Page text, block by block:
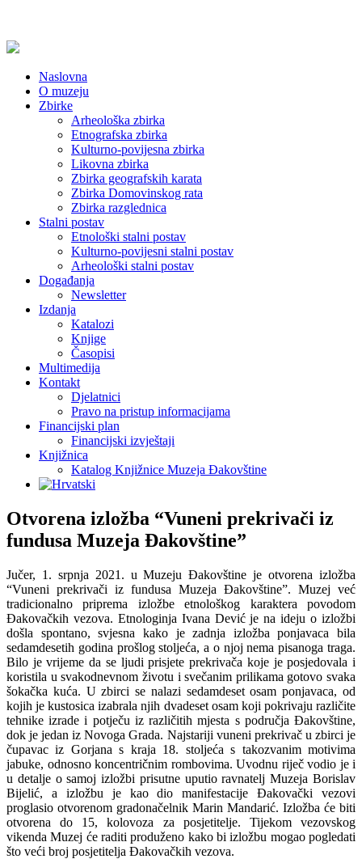
Naslovna
O muzeju
Zbirke
Arheološka zbirka
Etnografska zbirka
Kulturno-povijesna zbirka
Likovna zbirka
Zbirka geografskih karata
Zbirka Domovinskog rata
Zbirka razglednica
Stalni postav
Etnološki stalni postav
Kulturno-povijesni stalni postav
Arheološki stalni postav
Događanja
Newsletter
Izdanja
Katalozi
Knjige
Časopisi
Multimedija
Kontakt
Djelatnici
Pravo na pristup informacijama
Financijski plan
Financijski izvještaji
Knjižnica
Katalog Knjižnice Muzeja Đakovštine
Otvorena izložba “Vuneni prekrivači iz
fundusa Muzeja Đakovštine”
Jučer, 1. srpnja 2021. u Muzeju Đakovštine je otvorena izložba
“Vuneni prekrivači iz fundusa Muzeja Đakovštine”. Muzej već
tradicionalno priprema izložbe etnološkog karaktera povodom
Đakovačkih vezova. Etnologinja Ivana Dević je na ideju o izložbi
došla spontano, svjesna kako je zadnja izložba ponjavaca bila
sedamdesetih godina prošlog stoljeća, a o njoj nema pisanoga traga.
Bilo je vrijeme da se ljudi prisjete prekrivača koje je posjedovala i
koristila u svakodnevnom životu i svečanim prilikama gotovo svaka
šokačka kuća. U zbirci se nalazi sedamdeset osam ponjavaca, od
kojih je kustosica izabrala njih dvadeset osam koji pokrivaju različite
tehnike izrade i potječu iz različitih mjesta s područja Đakovštine,
dok je jedan iz Novoga Grada. Najstariji vuneni prekrivač u zbirci je
čupavac iz Gorjana s kraja 18. stoljeća s takozvanim motivima
jabuke, odnosno koncentričnim rombovima. Uvodnu riječ vodio je i
u detalje o samoj izložbi prisutne uputio ravnatelj Muzeja Borislav
Bijelić, a izložbu je kao dio manifestacije Đakovački vezovi
proglasio otvorenom gradonačelnik Marin Mandarić. Izložba će biti
otvorena do 15, kolovoza za posjetitelje. Tijekom vezovskog
vikenda Muzej će raditi produženo kako bi izložbu mogao pogledati
što veći broj posjetitelja Đakovačkih vezova.